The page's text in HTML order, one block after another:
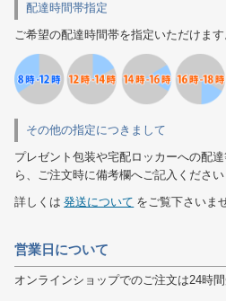
配達時間帯指定
ご希望の配達時間帯を指定いただけます
その他の指定につきまして
プレゼント包装や宅配ロッカーへの配
ら、ご注文時に備考欄へご記入ください
詳しくは 発送について をご覧下さいませ
営業日について
オンラインショップでのご注文は24時